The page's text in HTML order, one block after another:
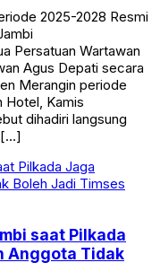
2025-2028 Resmi
Persatuan Wartawan
Agus Depati secara
Merangin periode
Hotel, Kamis
dihadiri langsung
[…]
saat Pilkada
Anggota Tidak